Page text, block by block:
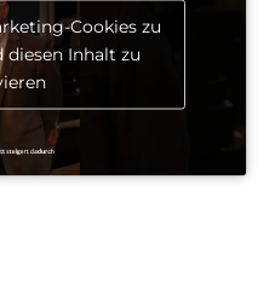
Cookies zu
diesen Inhalt zu